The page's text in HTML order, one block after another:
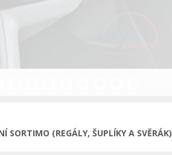
(REGÁLY, ŠUPLÍKY A SVĚRÁK)